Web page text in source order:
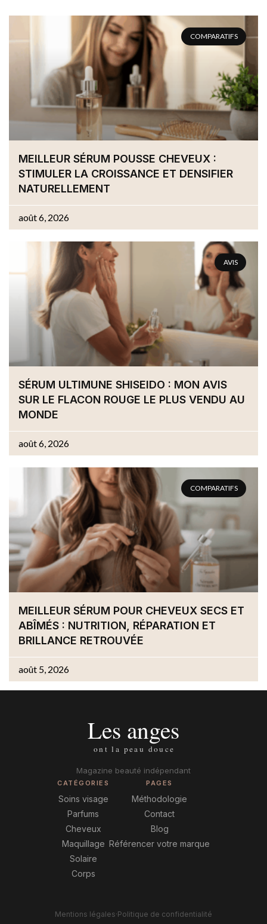
COMPARATIFS
MEILLEUR SÉRUM POUSSE CHEVEUX :
STIMULER LA CROISSANCE ET DENSIFIER
NATURELLEMENT
août 6, 2026
AVIS
SÉRUM ULTIMUNE SHISEIDO : MON AVIS
SUR LE FLACON ROUGE LE PLUS VENDU AU
MONDE
août 6, 2026
COMPARATIFS
MEILLEUR SÉRUM POUR CHEVEUX SECS ET
ABÎMÉS : NUTRITION, RÉPARATION ET
BRILLANCE RETROUVÉE
août 5, 2026
Magazine beauté indépendant
CATÉGORIES
Soins visage
Parfums
Cheveux
Maquillage
Solaire
Corps
PAGES
Méthodologie
Contact
Blog
Référencer votre marque
Mentions légales·Politique de confidentialité